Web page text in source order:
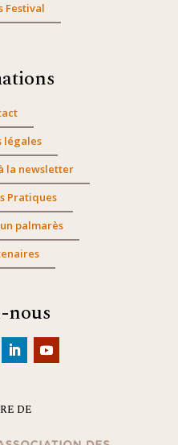
Festival
légales
la newsletter
Pratiques
palmarès
nous
DE